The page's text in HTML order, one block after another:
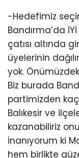
-Hedefimiz
Bandırma’da
çatısı altında
üyelerinin
yok.
Biz burada
partimizden
Balıkesir ve
kazanabiliriz
İnanıyorum ki
hem birlikte